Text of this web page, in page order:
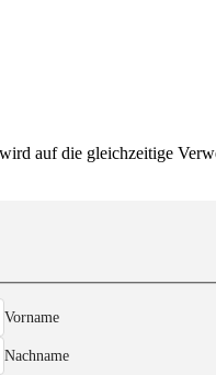
auf die gleichzeitige
Vorname
Nachname